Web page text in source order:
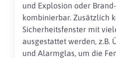
und Explosion oder
kombinierbar. Zusätzlich
Sicherheitsfenster mit
ausgestattet werden, z.B.
und Alarmglas, um die